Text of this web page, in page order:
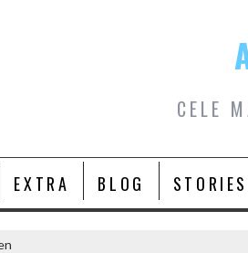
CELE
EXTRA BLOG